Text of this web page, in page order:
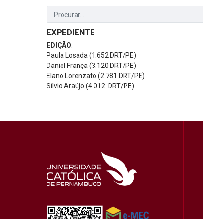
EXPEDIENTE
EDIÇÃO:
Paula Losada (1.652 DRT/PE)
Daniel França (3.120 DRT/PE)
Elano Lorenzato (2.781 DRT/PE)
Sílvio Araújo (4.012 DRT/PE)